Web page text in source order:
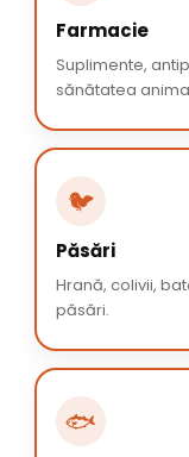
Farmacie
Suplimente,
sănătatea
🐦
Păsări
Hrană, colivii,
păsări.
🐟